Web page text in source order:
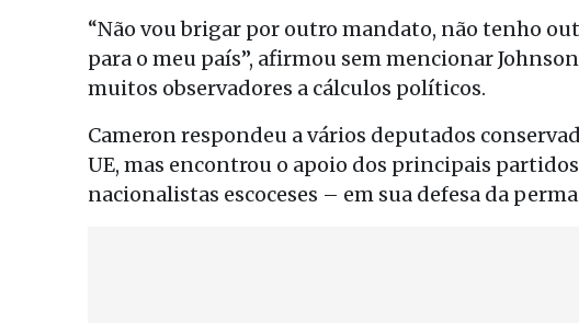
“Não vou brigar por outro mandato, não tenho
para o meu país”, afirmou sem mencionar
muitos observadores a cálculos políticos.
Cameron respondeu a vários deputados
UE, mas encontrou o apoio dos principais
nacionalistas escoceses – em sua defesa da